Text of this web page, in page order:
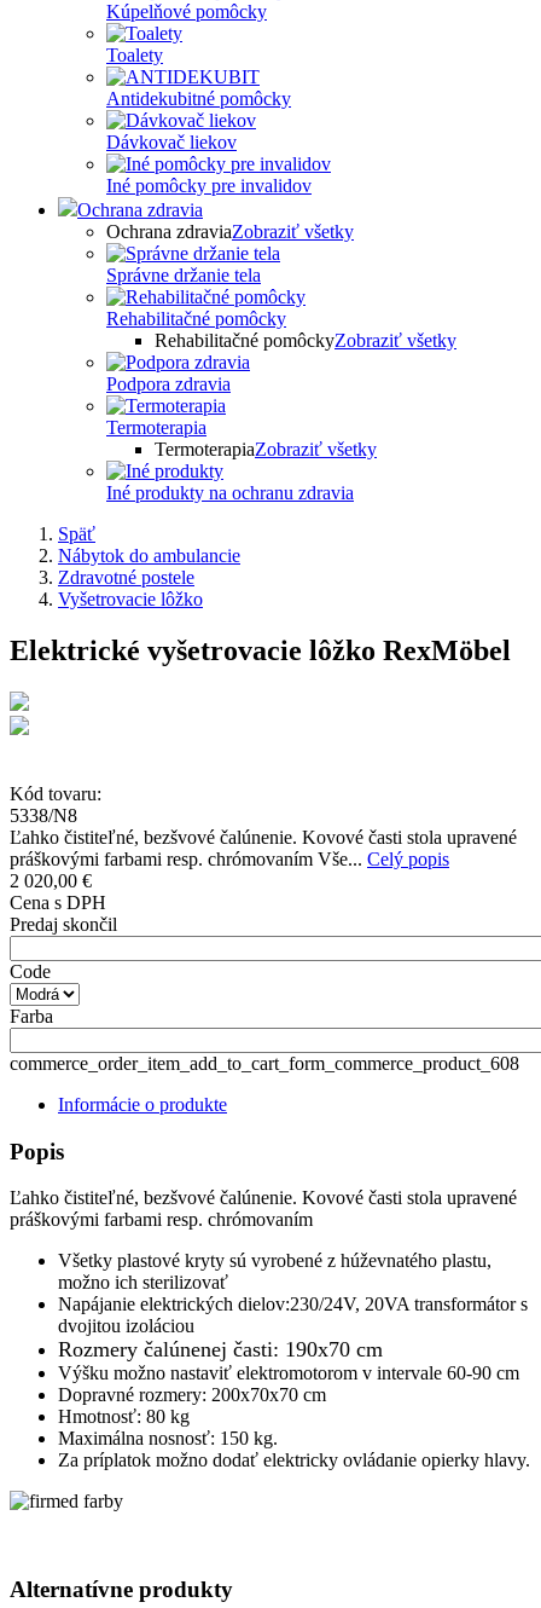
Kúpelňové pomôcky
Toalety
Antidekubitné pomôcky
Dávkovač liekov
Iné pomôcky pre invalidov
Ochrana zdravia
Ochrana zdraviaZobraziť všetky
Správne držanie tela
Rehabilitačné pomôcky
Rehabilitačné pomôckyZobraziť všetky
Podpora zdravia
Termoterapia
TermoterapiaZobraziť všetky
Iné produkty na ochranu zdravia
Späť
Nábytok do ambulancie
Zdravotné postele
Vyšetrovacie lôžko
Elektrické vyšetrovacie lôžko RexMöbel
Kód tovaru:
5338/N8
Ľahko čistiteľné, bezšvové čalúnenie. Kovové časti stola upravené
práškovými farbami resp. chrómovaním Vše... Celý popis
2 020,00 €
Cena s DPH
Predaj skončil
Code
Farba
commerce_order_item_add_to_cart_form_commerce_product_608
Informácie o produkte
Popis
Ľahko čistiteľné, bezšvové čalúnenie. Kovové časti stola upravené
práškovými farbami resp. chrómovaním
Všetky plastové kryty sú vyrobené z húževnatého plastu,
možno ich sterilizovať
Napájanie elektrických dielov:230/24V, 20VA transformátor s
dvojitou izoláciou
Rozmery čalúnenej časti: 190x70 cm
Výšku možno nastaviť elektromotorom v intervale 60-90 cm
Dopravné rozmery: 200x70x70 cm
Hmotnosť: 80 kg
Maximálna nosnosť: 150 kg.
Za príplatok možno dodať elektricky ovládanie opierky hlavy.
Alternatívne produkty